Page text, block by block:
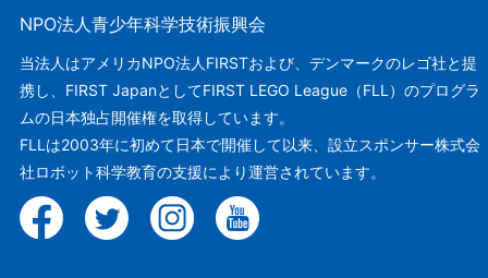
NPO法人青少年科学技術振興会
当法人はアメリカNPO法人FIRSTおよび、デンマークのレゴ社と提
携し、FIRST JapanとしてFIRST LEGO League（FLL）のプログラ
ムの日本独占開催権を取得しています。
FLLは2003年に初めて日本で開催して以来、設立スポンサー株式会
社ロボット科学教育の支援により運営されています。